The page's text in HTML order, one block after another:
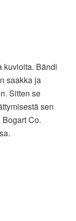
kuvioita. Bändi
saakka ja
Sitten se
sen
Co.